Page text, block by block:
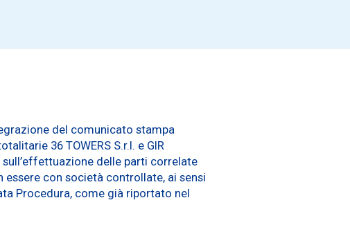
del comunicato stampa
36 TOWERS S.r.l. e GIR
sull’effettuazione delle parti correlate
con società controllate, ai sensi
Procedura, come già riportato nel